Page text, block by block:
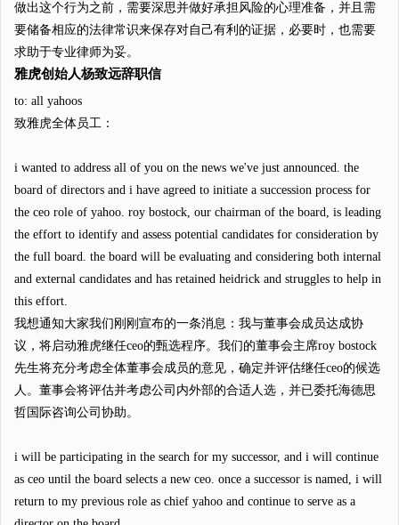
做出这个行为之前，需要深思并做好承担风险的心理准备，并且需
要储备相应的法律常识来保存对自己有利的证据，必要时，也需要
求助于专业律师为妥。
雅虎创始人杨致远辞职信
to: all yahoos
致雅虎全体员工：
i wanted to address all of you on the news we've just announced. the
board of directors and i have agreed to initiate a succession process for
the ceo role of yahoo. roy bostock, our chairman of the board, is leading
the effort to identify and assess potential candidates for consideration by
the full board. the board will be evaluating and considering both internal
and external candidates and has retained heidrick and struggles to help in
this effort.
我想通知大家我们刚刚宣布的一条消息：我与董事会成员达成协
议，将启动雅虎继任ceo的甄选程序。我们的董事会主席roy bostock
先生将充分考虑全体董事会成员的意见，确定并评估继任ceo的候选
人。董事会将评估并考虑公司内外部的合适人选，并已委托海德思
哲国际咨询公司协助。
i will be participating in the search for my successor, and i will continue
as ceo until the board selects a new ceo. once a successor is named, i will
return to my previous role as chief yahoo and continue to serve as a